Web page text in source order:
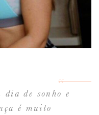
dia de sonho e
é muito